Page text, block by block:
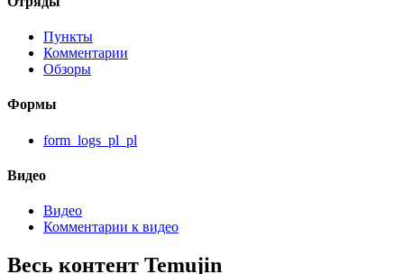
Пункты
Комментарии
Обзоры
Формы
form_logs_pl_pl
Видео
Видео
Комментарии к видео
Весь контент Temujin